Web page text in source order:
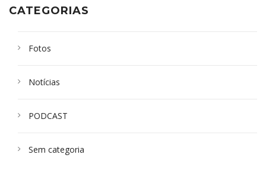
CATEGORIAS
Fotos
Notícias
PODCAST
Sem categoria